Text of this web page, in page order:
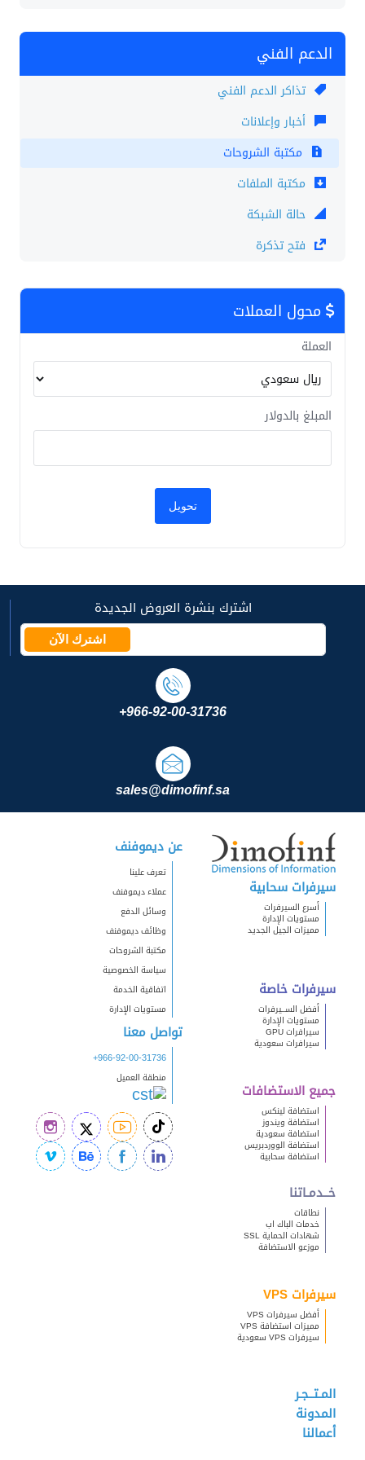
الدعم الفني
تذاكر الدعم الفني
أخبار وإعلانات
مكتبة الشروحات
مكتبة الملفات
حالة الشبكة
فتح تذكرة
محول العملات
العملة
المبلغ بالدولار
اشترك بنشرة العروض الجديدة
اشترك الآن
+966-92-00-31736
sales@dimofinf.sa
سيرفرات سحابية
أسرع السيرفرات
مستويات الإدارة
مميزات الجيل الجديد
سيرفرات خاصة
أفضل الســيرفرات
مستويات الإدارة
سيرافرات GPU
سيرافرات سعودية
جميع الاستضافات
استضافة لينكس
استضافة ويندوز
استضافة سعودية
استضافة الووردبريس
استضافة سحابية
خــدمـاتنا
نطاقات
خدمات الباك اب
شهادات الحماية SSL
موزعو الاستضافة
سيرفرات VPS
أفضل سيرفرات VPS
مميزات استضافة VPS
سيرفرات VPS سعودية
المـتــجـر
المدونة
أعمالنا
عن ديموفنف
تعرف علينا
عملاء ديموفنف
وسائل الدفع
وظائف ديموفنف
مكتبة الشروحات
سياسة الخصوصية
اتفاقية الخدمة
مستويات الإدارة
تواصل معنا
+966-92-00-31736
منطقة العميل